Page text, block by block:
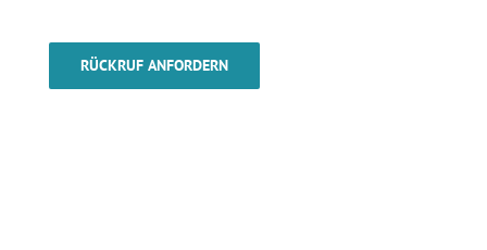
RÜCKRUF ANFORDERN